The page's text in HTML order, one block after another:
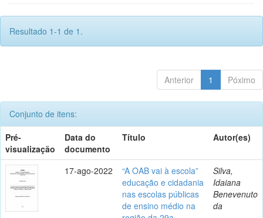
Resultado 1-1 de 1.
Anterior 1 Póximo
Conjunto de itens:
Pré-
visualização
Data do
documento
Título Autor(es)
17-ago-2022
“A OAB vai à escola”
educação e cidadania
nas escolas públicas
de ensino médio na
Silva,
Idaiana
Benevenuto
da